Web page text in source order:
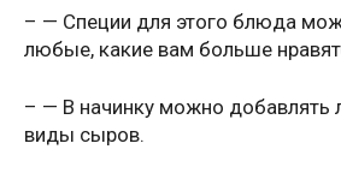
– — Специи для этого блюда
любые, какие вам больше
– — В начинку можно добавлять
виды сыров.